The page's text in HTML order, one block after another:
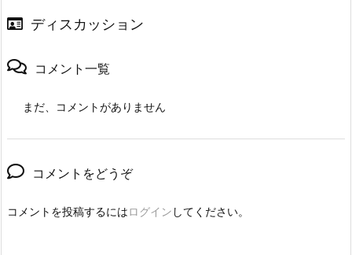
ディスカッション
コメント一覧
まだ、コメントがありません
コメントをどうぞ
コメントを投稿するにはログイン してください。